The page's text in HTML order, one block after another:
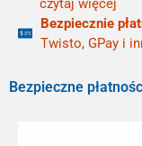
czytaj więcej
Bezpiecznie
Twisto, GPay i
Bezpieczne